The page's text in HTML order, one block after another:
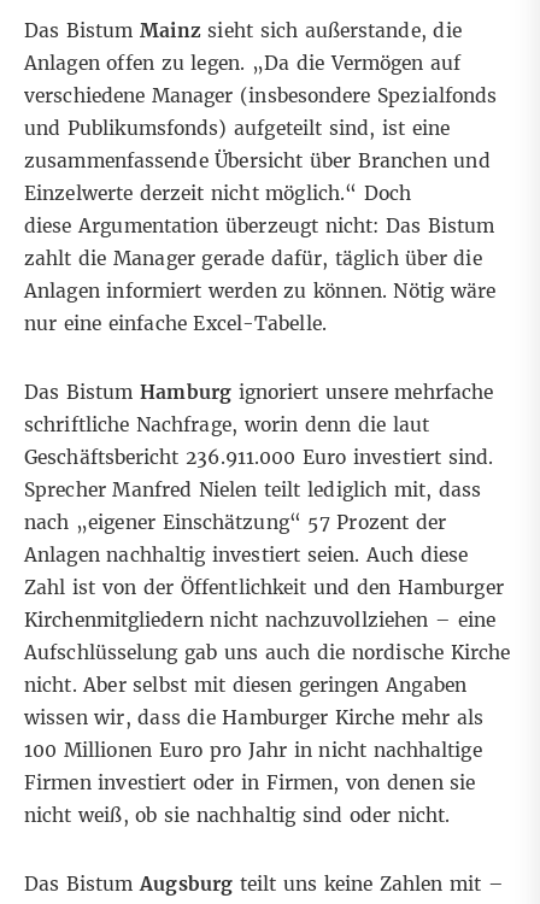
Das BistumMainzsieht sich außerstande, die
Anlagen offen zu legen. „Da die Vermögen auf
verschiedene Manager (insbesondere Spezialfonds
und Publikumsfonds) aufgeteilt sind, ist eine
zusammenfassende Übersicht über Branchen und
Einzelwerte derzeit nicht möglich.“ Doch
diese Argumentation überzeugt nicht: Das Bistum
zahlt die Manager gerade dafür, täglich über die
Anlagen informiert werden zu können. Nötig wäre
nur eine einfache Excel-Tabelle.
Das BistumHamburg ignoriert unsere mehrfache
schriftliche Nachfrage, worin denn die laut
Geschäftsbericht 236.911.000 Euro investiert sind.
Sprecher Manfred Nielen teilt lediglich mit, dass
nach „eigener Einschätzung“ 57 Prozent der
Anlagen nachhaltig investiert seien. Auch diese
Zahl ist von der Öffentlichkeit und den Hamburger
Kirchenmitgliedern nicht nachzuvollziehen – eine
Aufschlüsselung gab uns auch die nordische Kirche
nicht. Aber selbst mit diesen geringen Angaben
wissen wir, dass die Hamburger Kirche mehr als
100 Millionen Euro pro Jahr in nicht nachhaltige
Firmen investiert oder in Firmen, von denen sie
nicht weiß, ob sie nachhaltig sind oder nicht.
Das BistumAugsburg teilt uns keine Zahlen mit –